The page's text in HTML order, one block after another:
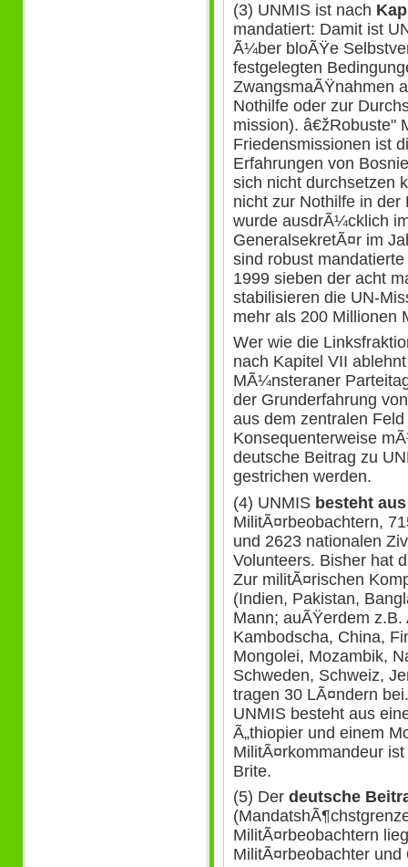
(3) UNMIS ist nach
mandatiert: Damit ist
Ã¼ber bloÃŸe
festgelegten
ZwangsmaÃŸnahmen
Nothilfe oder zur
mission). â€žRobuste"
Friedensmissionen ist
Erfahrungen von
sich nicht durchsetzen
nicht zur Nothilfe in
wurde ausdrÃ¼cklich
GeneralsekretÃ¤r im
sind robust
1999 sieben der acht
stabilisieren die UN-
mehr als 200 Millionen
Wer wie die
nach Kapitel VII
MÃ¼nsteraner
der Grunderfahrung
aus dem zentralen
Konsequenterweise
deutsche Beitrag zu
gestrichen werden.
(4) UNMIS besteht aus
MilitÃ¤rbeobachtern,
und 2623 nationalen
Volunteers. Bisher hat
Zur militÃ¤rischen
(Indien, Pakistan,
Mann; auÃŸerdem
Kambodscha, China,
Mongolei, Mozambik,
Schweden, Schweiz,
tragen 30 LÃ¤ndern
UNMIS besteht aus
Ã„thiopier und einem
MilitÃ¤rkommandeur
Brite.
(5) Der deutsche
MilitÃ¤rbeobachtern
MilitÃ¤rbeobachter